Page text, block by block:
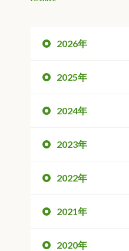
2026年
2025年
2024年
2023年
2022年
2021年
2020年